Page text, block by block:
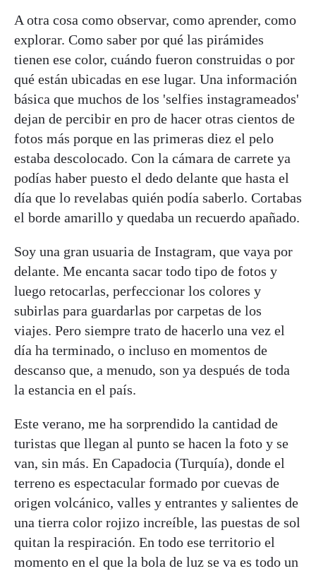
A otra cosa como observar, como aprender, como
explorar. Como saber por qué las pirámides
tienen ese color, cuándo fueron construidas o por
qué están ubicadas en ese lugar. Una información
básica que muchos de los 'selfies instagrameados'
dejan de percibir en pro de hacer otras cientos de
fotos más porque en las primeras diez el pelo
estaba descolocado. Con la cámara de carrete ya
podías haber puesto el dedo delante que hasta el
día que lo revelabas quién podía saberlo. Cortabas
el borde amarillo y quedaba un recuerdo apañado.
Soy una gran usuaria de Instagram, que vaya por
delante. Me encanta sacar todo tipo de fotos y
luego retocarlas, perfeccionar los colores y
subirlas para guardarlas por carpetas de los
viajes. Pero siempre trato de hacerlo una vez el
día ha terminado, o incluso en momentos de
descanso que, a menudo, son ya después de toda
la estancia en el país.
Este verano, me ha sorprendido la cantidad de
turistas que llegan al punto se hacen la foto y se
van, sin más. En Capadocia (Turquía), donde el
terreno es espectacular formado por cuevas de
origen volcánico, valles y entrantes y salientes de
una tierra color rojizo increíble, las puestas de sol
quitan la respiración. En todo ese territorio el
momento en el que la bola de luz se va es todo un